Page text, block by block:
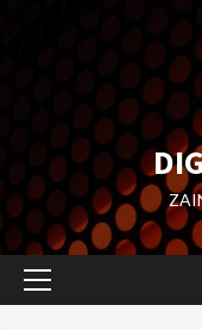
Menu